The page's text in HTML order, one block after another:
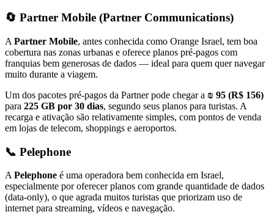
🔄 Partner Mobile (Partner Communications)
A Partner Mobile, antes conhecida como Orange Israel, tem boa
cobertura nas zonas urbanas e oferece planos pré-pagos com
franquias bem generosas de dados — ideal para quem quer navegar
muito durante a viagem.
Um dos pacotes pré-pagos da Partner pode chegar a ₪ 95 (R$ 156)
para 225 GB por 30 dias, segundo seus planos para turistas. A
recarga e ativação são relativamente simples, com pontos de venda
em lojas de telecom, shoppings e aeroportos.
📞 Pelephone
A Pelephone é uma operadora bem conhecida em Israel,
especialmente por oferecer planos com grande quantidade de dados
(data-only), o que agrada muitos turistas que priorizam uso de
internet para streaming, vídeos e navegação.